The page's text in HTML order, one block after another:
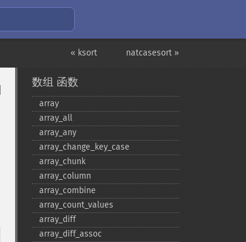
natcasesort »
« ksort
数组 函数
array
array_​all
array_​any
array_​change_​key_​case
array_​chunk
array_​column
array_​combine
array_​count_​values
array_​diff
array_​diff_​assoc